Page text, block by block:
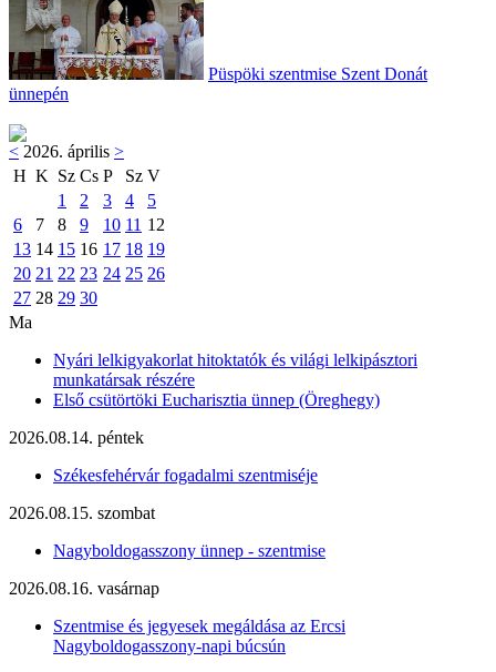
Püspöki szentmise Szent Donát
ünnepén
< 2026. április >
H K Sz Cs P Sz V
1
2 3 4
5
6
7 8 9 10 11 12
13 14 15 16 17 18 19
20 21 22 23 24 25 26
27 28 29 30
Ma
Nyári lelkigyakorlat hitoktatók és világi lelkipásztori
munkatársak részére
Első csütörtöki Eucharisztia ünnep (Öreghegy)
2026.08.14. péntek
Székesfehérvár fogadalmi szentmiséje
2026.08.15. szombat
Nagyboldogasszony ünnep - szentmise
2026.08.16. vasárnap
Szentmise és jegyesek megáldása az Ercsi
Nagyboldogasszony-napi búcsún